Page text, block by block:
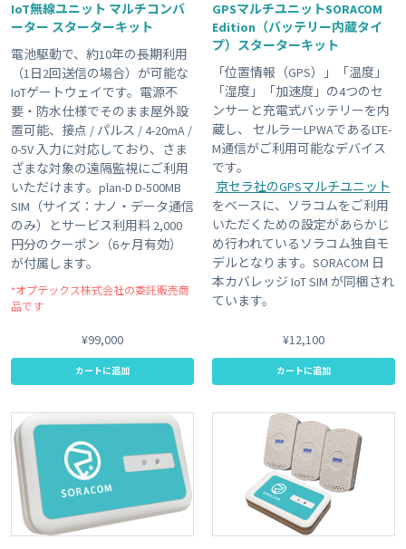
IoT無線ユニット マルチコンバ
ーター スターターキット
電池駆動で、約10年の長期利用
（1日2回送信の場合）が可能な
IoTゲートウェイです。電源不
要・防水仕様でそのまま屋外設
置可能、接点 / パルス / 4-20mA /
0-5V 入力に対応しており、さま
ざまな対象の遠隔監視にご利用
いただけます。plan-D D-500MB
SIM（サイズ：ナノ・データ通信
のみ）とサービス利用料 2,000
円分のクーポン（6ヶ月有効）
が付属します。
*オプテックス株式会社の委託販売商
品です
¥99,000
カートに追加
GPSマルチユニットSORACOM
Edition（バッテリー内蔵タイ
プ）スターターキット
「位置情報（GPS）」「温度」
「湿度」「加速度」の4つのセ
ンサーと充電式バッテリーを内
蔵し、 セルラーLPWAであるLTE-
M通信がご利用可能なデバイス
です。
京セラ社のGPSマルチユニット
をベースに、ソラコムをご利用
いただくための設定があらかじ
め行われているソラコム独自モ
デルとなります。SORACOM 日
本カバレッジ IoT SIM が同梱され
ています。
¥12,100
カートに追加